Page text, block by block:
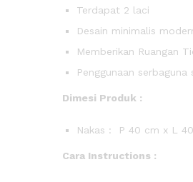
Terdapat 2 laci
Desain minimalis
Memberikan Ruangan
Penggunaan
Dimesi Produk :
Nakas : P 40 cm x L
Cara Instructions :